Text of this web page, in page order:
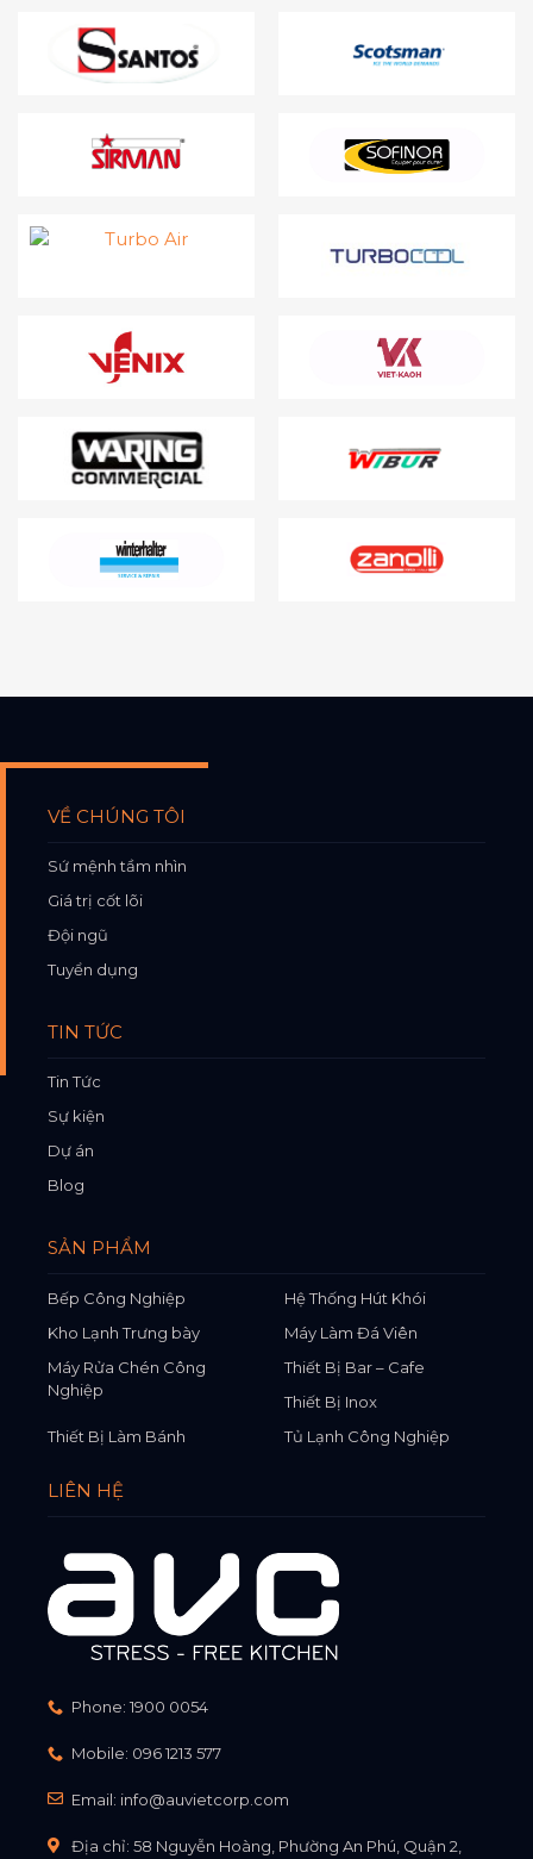
VỀ CHÚNG TÔI
Sứ mệnh tầm nhìn
Giá trị cốt lõi
Đội ngũ
Tuyển dụng
TIN TỨC
Tin Tức
Sự kiện
Dự án
Blog
SẢN PHẨM
Bếp Công Nghiệp
Hệ Thống Hút Khói
Kho Lạnh Trưng bày
Máy Làm Đá Viên
Máy Rửa Chén Công
Nghiệp
Thiết Bị Bar – Cafe
Thiết Bị Inox
Thiết Bị Làm Bánh
Tủ Lạnh Công Nghiệp
LIÊN HỆ
Phone: 1900 0054
Mobile: 096 1213 577
Email: info@auvietcorp.com
Địa chỉ: 58 Nguyễn Hoàng, Phường An Phú, Quận 2,